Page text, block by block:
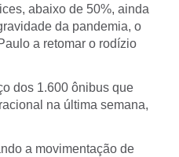
abaixo de 50%, ainda
da pandemia, o
a retomar o rodízio
dos 1.600 ônibus que
na última semana,
a movimentação de